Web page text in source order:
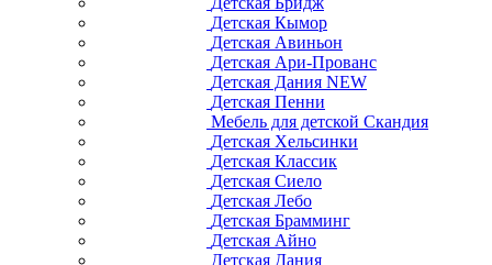
Детская Кымор
Детская Авиньон
Детская Ари-Прованс
Детская Дания NEW
Детская Пенни
Мебель для детской Скандия
Детская Хельсинки
Детская Классик
Детская Сиело
Детская Лебо
Детская Брамминг
Детская Айно
Детская Дания